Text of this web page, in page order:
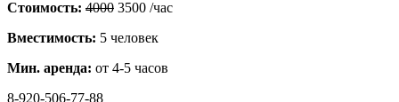
Стоимость: 4000 3500 /час
Вместимость: 5 человек
Мин. аренда: от 4-5 часов
8-920-506-77-88